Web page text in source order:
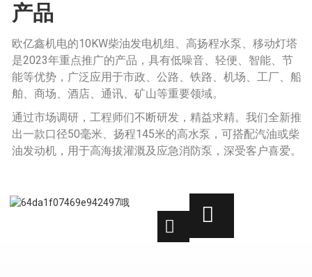
产品
欧亿鑫机电的10KW柴油发电机组、高扬程水泵、移动灯塔
是2023年重点推广的产品，具有低噪音、轻便、智能、节
能等优势，广泛应用于市政、公路、铁路、机场、工厂、船
舶、商场、酒店、通讯、矿山等重要领域。
通过市场调研，工程师们不断研发，精益求精。我们全新推
出一款口径50毫米、扬程145米的高水泵，可搭配汽油或柴
油发动机，用于高海拔灌溉及应急消防泵，深受客户喜爱。